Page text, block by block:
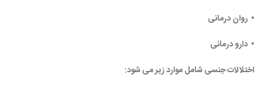
• روان درمانی
• دارو درمانی
اختلالات جنسی شامل موارد زیر می شود: